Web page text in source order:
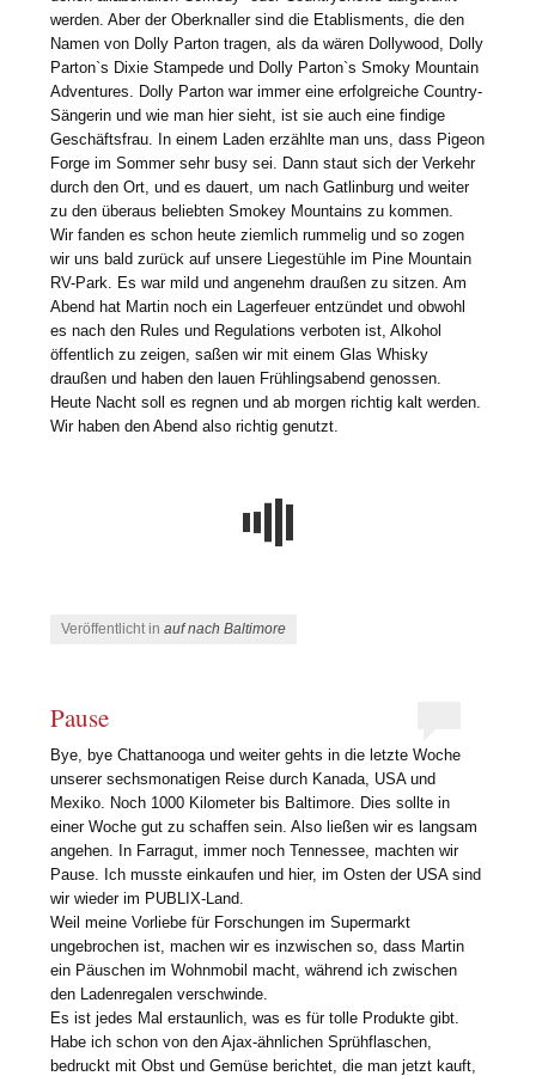
werden. Aber der Oberknaller sind die Etablisments, die den
Namen von Dolly Parton tragen, als da wären Dollywood, Dolly
Parton`s Dixie Stampede und Dolly Parton`s Smoky Mountain
Adventures. Dolly Parton war immer eine erfolgreiche Country-
Sängerin und wie man hier sieht, ist sie auch eine findige
Geschäftsfrau. In einem Laden erzählte man uns, dass Pigeon
Forge im Sommer sehr busy sei. Dann staut sich der Verkehr
durch den Ort, und es dauert, um nach Gatlinburg und weiter
zu den überaus beliebten Smokey Mountains zu kommen.
Wir fanden es schon heute ziemlich rummelig und so zogen
wir uns bald zurück auf unsere Liegestühle im Pine Mountain
RV-Park. Es war mild und angenehm draußen zu sitzen. Am
Abend hat Martin noch ein Lagerfeuer entzündet und obwohl
es nach den Rules und Regulations verboten ist, Alkohol
öffentlich zu zeigen, saßen wir mit einem Glas Whisky
draußen und haben den lauen Frühlingsabend genossen.
Heute Nacht soll es regnen und ab morgen richtig kalt werden.
Wir haben den Abend also richtig genutzt.
Veröffentlicht inauf nach Baltimore
Pause
Bye, bye Chattanooga und weiter gehts in die letzte Woche
unserer sechsmonatigen Reise durch Kanada, USA und
Mexiko. Noch 1000 Kilometer bis Baltimore. Dies sollte in
einer Woche gut zu schaffen sein. Also ließen wir es langsam
angehen. In Farragut, immer noch Tennessee, machten wir
Pause. Ich musste einkaufen und hier, im Osten der USA sind
wir wieder im PUBLIX-Land.
Weil meine Vorliebe für Forschungen im Supermarkt
ungebrochen ist, machen wir es inzwischen so, dass Martin
ein Päuschen im Wohnmobil macht, während ich zwischen
den Ladenregalen verschwinde.
Es ist jedes Mal erstaunlich, was es für tolle Produkte gibt.
Habe ich schon von den Ajax-ähnlichen Sprühflaschen,
bedruckt mit Obst und Gemüse berichtet, die man jetzt kauft,